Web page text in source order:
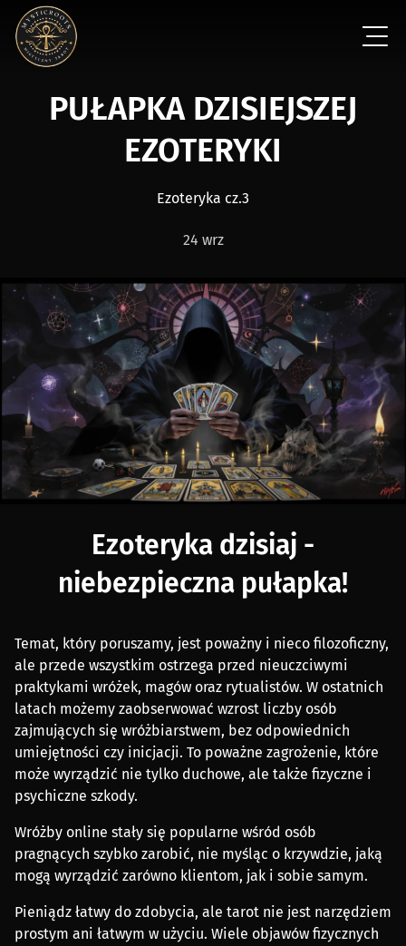
PUŁAPKA DZISIEJSZEJ
EZOTERYKI
Ezoteryka cz.3
24 wrz
Ezoteryka dzisiaj -
niebezpieczna pułapka!
Temat, który poruszamy, jest poważny i nieco filozoficzny,
ale przede wszystkim ostrzega przed nieuczciwymi
praktykami wróżek, magów oraz rytualistów. W ostatnich
latach możemy zaobserwować wzrost liczby osób
zajmujących się wróżbiarstwem, bez odpowiednich
umiejętności czy inicjacji. To poważne zagrożenie, które
może wyrządzić nie tylko duchowe, ale także fizyczne i
psychiczne szkody.
Wróżby online stały się popularne wśród osób
pragnących szybko zarobić, nie myśląc o krzywdzie, jaką
mogą wyrządzić zarówno klientom, jak i sobie samym.
Pieniądz łatwy do zdobycia, ale tarot nie jest narzędziem
prostym ani łatwym w użyciu. Wiele objawów fizycznych